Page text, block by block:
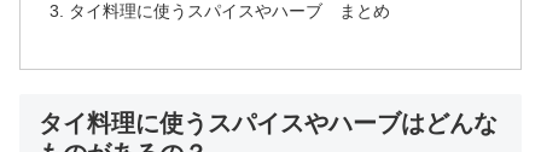
タイ料理に使うスパイスやハーブ まとめ
タイ料理に使うスパイスやハーブはどんな